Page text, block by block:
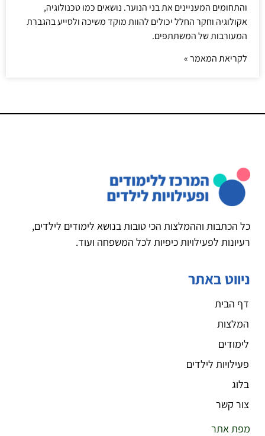
והתחומים המעניינים את בני הנוער. נושאים כמו טכנולוגיה,
אקולוגיה וחקר החלל יכולים להוות מוקד משיכה ולסייע בהגברת
המעורבות של המשתתפים.
לקריאת המאמר »
כל הכתבות וההמלצות הכי טובות בנושא לימודים לילדים,
רעיונות לפעילויות כיפיות לכל המשפחה ועוד.
ניווט באתר
דף הבית
המלצות
לימודים
פעילויות לילדים
בלוג
צור קשר
מפת אתר